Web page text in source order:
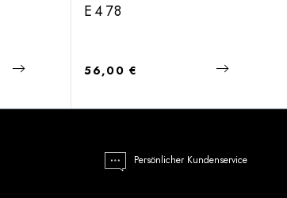
E478
Regulärer Preis:
56,00 €
Persönlicher Kundenservice